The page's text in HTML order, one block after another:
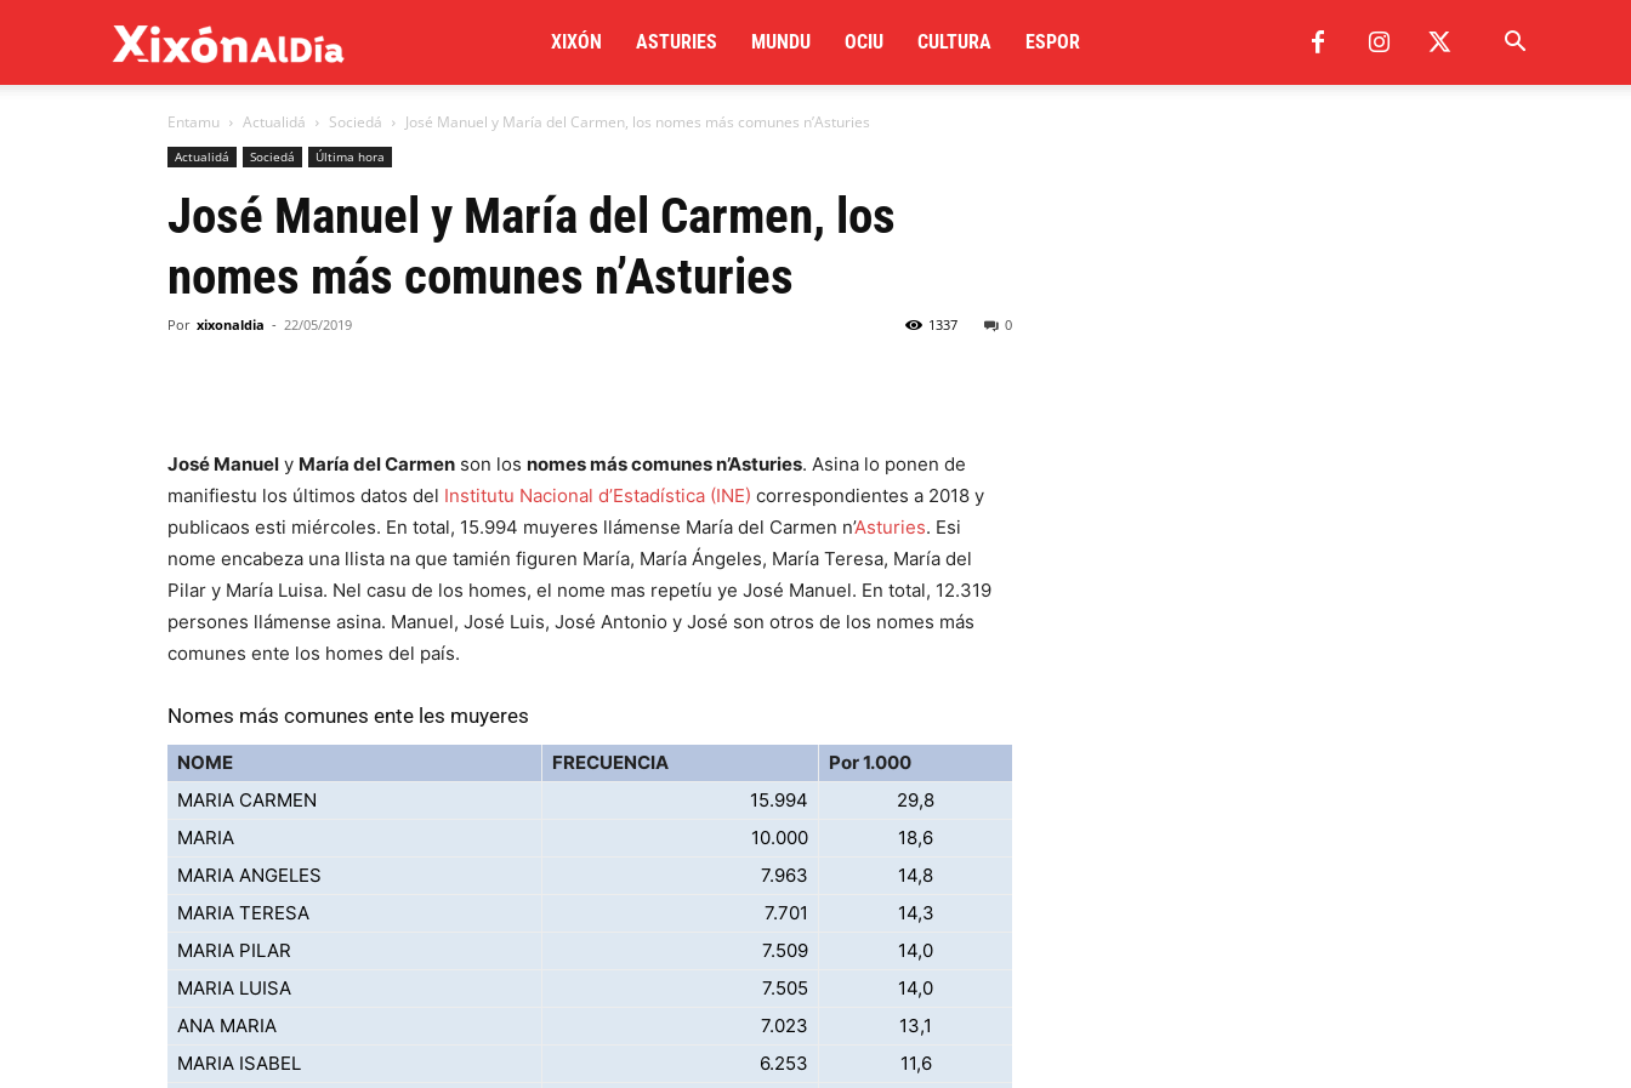
al
día
XIXÓN ASTURIES MUNDU OCIU CULTURA ESPOR
Entamu Actualidá Sociedá José Manuel y María del Carmen, los nomes más comunes n’Asturies
Actualidá Sociedá Última hora
José Manuel y María del Carmen, los
nomes más comunes n’Asturies
Por xixonaldia - 22/05/2019 0
1337
José Manuel y María del Carmen son los nomes más comunes n’Asturies. Asina lo ponen de
manifiestu los últimos datos del Institutu Nacional d’Estadística (INE) correspondientes a 2018 y
publicaos esti miércoles. En total, 15.994 muyeres llámense María del Carmen n’Asturies. Esi
nome encabeza una llista na que tamién figuren María, María Ángeles, María Teresa, María del
Pilar y María Luisa. Nel casu de los homes, el nome mas repetíu ye José Manuel. En total, 12.319
persones llámense asina. Manuel, José Luis, José Antonio y José son otros de los nomes más
comunes ente los homes del país.
Nomes más comunes ente les muyeres
NOME FRECUENCIA
Por 1.000
MARIA CARMEN
15.994
29,8
MARIA
10.000
18,6
MARIA ANGELES
7.963
14,8
MARIA TERESA
7.701
14,3
MARIA PILAR
7.509
14,0
MARIA LUISA
7.505
14,0
ANA MARIA
7.023
13,1
MARIA ISABEL
6.253
11,6